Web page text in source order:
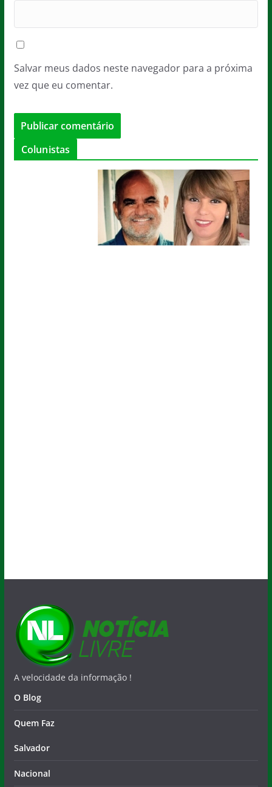
Salvar meus dados neste navegador para a próxima
vez que eu comentar.
Colunistas
A velocidade da informação !
O Blog
Quem Faz
Salvador
Nacional